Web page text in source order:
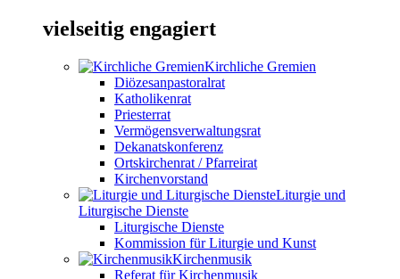
vielseitig engagiert
Kirchliche Gremien
Diözesanpastoralrat
Katholikenrat
Priesterrat
Vermögensverwaltungsrat
Dekanatskonferenz
Ortskirchenrat / Pfarreirat
Kirchenvorstand
Liturgie und
Liturgische Dienste
Liturgische Dienste
Kommission für Liturgie und Kunst
Kirchenmusik
Referat für Kirchenmusik